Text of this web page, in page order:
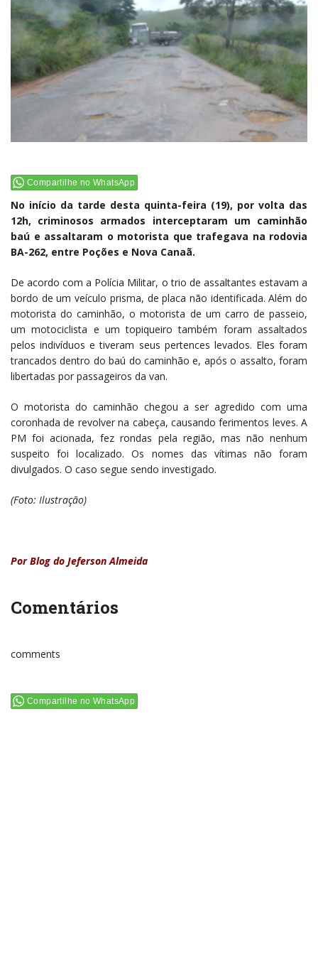
Compartilhe no WhatsApp
No início da tarde desta quinta-feira (19), por volta das
12h, criminosos armados interceptaram um caminhão
baú e assaltaram o motorista que trafegava na rodovia
BA-262, entre Poções e Nova Canaã.
De acordo com a Polícia Militar, o trio de assaltantes estavam a
bordo de um veículo prisma, de placa não identificada. Além do
motorista do caminhão, o motorista de um carro de passeio,
um motociclista e um topiqueiro também foram assaltados
pelos indivíduos e tiveram seus pertences levados. Eles foram
trancados dentro do baú do caminhão e, após o assalto, foram
libertadas por passageiros da van.
O motorista do caminhão chegou a ser agredido com uma
coronhada de revolver na cabeça, causando ferimentos leves. A
PM foi acionada, fez rondas pela região, mas não nenhum
suspeito foi localizado. Os nomes das vítimas não foram
divulgados. O caso segue sendo investigado.
(Foto: Ilustração)
Por Blog do Jeferson Almeida
Comentários
comments
Compartilhe no WhatsApp